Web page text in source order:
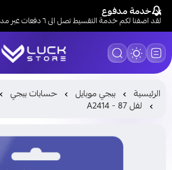
خدمة مدفوع
لقد اضفنا لكم خدمة التقسيط تصل الى ٦ دفعات عبر مدفوع
LUCK STORE
الرئيسية ببجي موبايل حسابات ببجي
لفل 87 - A2414